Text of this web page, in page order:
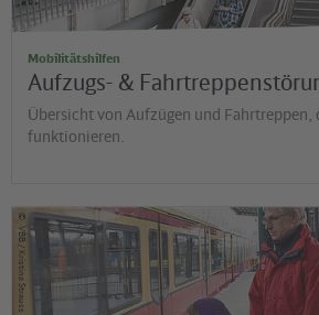
Mobilitätshilfen
Aufzugs- &
Übersicht von Aufzügen und
funktionieren.
©
VBB / Kristina Strauss